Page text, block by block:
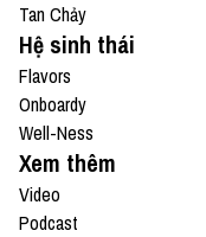
Tan Chảy
Hệ sinh thái
Flavors
Onboardy
Well-Ness
Xem thêm
Video
Podcast